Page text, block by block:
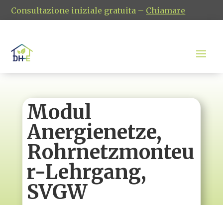
Consultazione iniziale gratuita – Chiamare
Modul
Anergienetze,
Rohrnetzmonteu
r-Lehrgang,
SVGW